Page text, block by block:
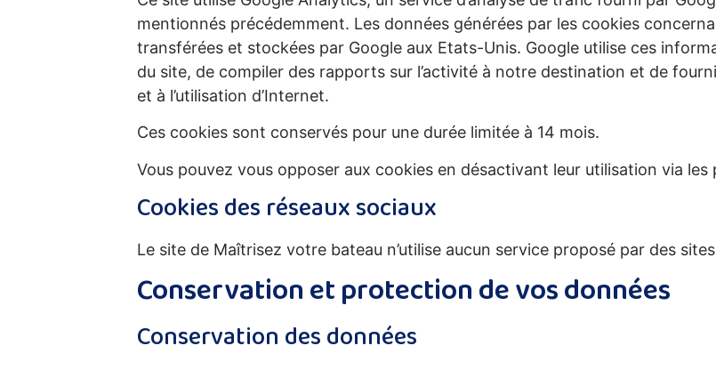
mentionnés précédemment. Les données générées par les cookies
transférées et stockées par Google aux Etats-Unis. Google utilise ces
du site, de compiler des rapports sur l’activité à notre destination et de
et à l’utilisation d’Internet.
Ces cookies sont conservés pour une durée limitée à 14 mois.
Vous pouvez vous opposer aux cookies en désactivant leur utilisation via
Cookies des réseaux sociaux
Le site de Maîtrisez votre bateau n’utilise aucun service proposé par des
Conservation et protection de vos données
Conservation des données